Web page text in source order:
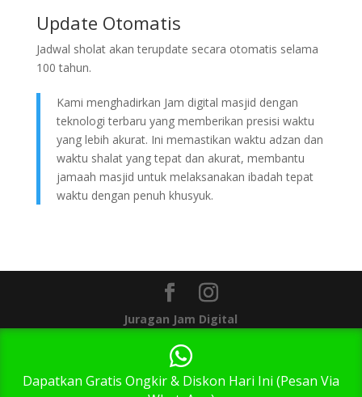
Update Otomatis
Jadwal sholat akan terupdate secara otomatis selama
100 tahun.
Kami menghadirkan Jam digital masjid dengan
teknologi terbaru yang memberikan presisi waktu
yang lebih akurat. Ini memastikan waktu adzan dan
waktu shalat yang tepat dan akurat, membantu
jamaah masjid untuk melaksanakan ibadah tepat
waktu dengan penuh khusyuk.
Juragan Jam Digital
Dapatkan Gratis Ongkir & Diskon Hari Ini (Pesan Via